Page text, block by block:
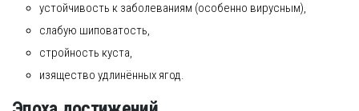
устойчивость к заболеваниям (особенно вирусным),
слабую шиповатость,
стройность куста,
изящество удлинённых ягод.